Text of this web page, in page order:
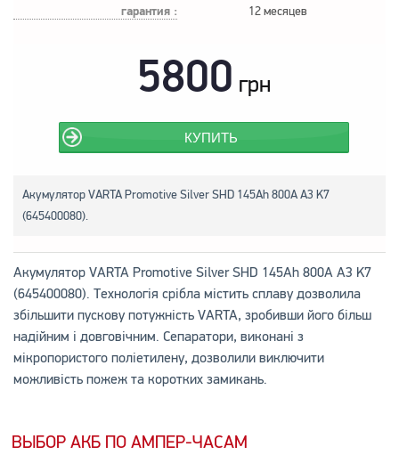
гарантия : 12 месяцев
5800 грн
КУПИТЬ
Акумулятор VARTA Promotive Silver SHD 145Ah 800A A3 K7
(645400080).
Акумулятор VARTA Promotive Silver SHD 145Ah 800A A3 K7
(645400080). Технологія срібла містить сплаву дозволила
збільшити пускову потужність VARTA, зробивши його більш
надійним і довговічним. Сепаратори, виконані з
мікропористого поліетилену, дозволили виключити
можливість пожеж та коротких замикань.
ВЫБОР АКБ ПО АМПЕР-ЧАСАМ